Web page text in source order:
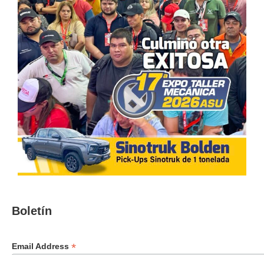
Boletín
Email Address *